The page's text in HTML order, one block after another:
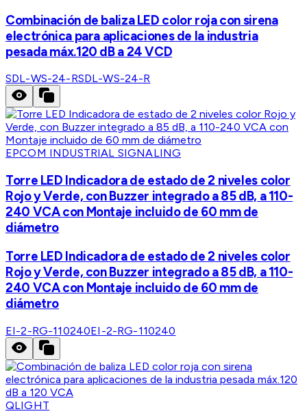
Combinación de baliza LED color roja con sirena
electrónica para aplicaciones de la industria
pesada máx.120 dB a 24 VCD
SDL-WS-24-RSDL-WS-24-R
EPCOM INDUSTRIAL SIGNALING
Torre LED Indicadora de estado de 2 niveles color
Rojo y Verde, con Buzzer integrado a 85 dB, a 110-
240 VCA con Montaje incluido de 60 mm de
diámetro
Torre LED Indicadora de estado de 2 niveles color
Rojo y Verde, con Buzzer integrado a 85 dB, a 110-
240 VCA con Montaje incluido de 60 mm de
diámetro
EI-2-RG-110240EI-2-RG-110240
QLIGHT